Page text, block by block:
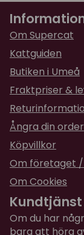
Om Supercat
Kattguiden
Butiken i Umeå
Fraktpriser &
Ångra din order
Köpvillkor
Om företaget
Om Cookies
Kundtjänst
Om du har
bara att höra